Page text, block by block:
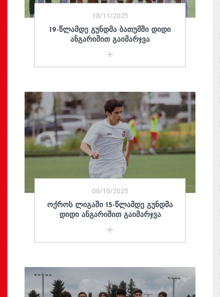
18/11/2025
19-ᲬᲚᲐᲛᲓᲔ ᲒᲣᲜᲓᲛᲐ ᲑᲐᲗᲣᲛᲨᲘ ᲓᲘᲓᲘ
ᲐᲜᲒᲐᲠᲘᲨᲘᲗ ᲒᲐᲘᲛᲐᲠᲯᲕᲐ
06/10/2025
ᲝᲥᲠᲝᲡ ᲚᲘᲒᲐᲨᲘ 15-ᲬᲚᲐᲛᲓᲔ ᲒᲣᲜᲓᲛᲐ
ᲓᲘᲓᲘ ᲐᲜᲒᲐᲠᲘᲨᲘᲗ ᲒᲐᲘᲛᲐᲠᲯᲕᲐ